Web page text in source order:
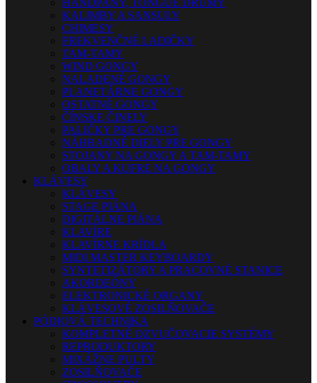
HANDPANY, TONGUE DRUMY
KALIMBY A SANSULY
CHIMESY
FREKVENČNÉ LADIČKY
TAM-TAMY
WIND GONGY
NALADENÉ GONGY
PLANETÁRNE GONGY
OSTATNÉ GONGY
ČÍNSKE ČINELY
PALIČKY PRE GONGY
NÁHRADNÉ DIELY PRE GONGY
STOJANY NA GONGY A TAM-TAMY
OBALY A KUFRE NA GONGY
KLÁVESY
KLÁVESY
STAGE PIÁNA
DIGITÁLNE PIÁNA
KLAVÍRE
KLAVÍRNE KRÍDLA
MIDI MASTER KEYBOARDY
SYNTETIZÁTORY A PRACOVNÉ STANICE
AKORDEÓNY
ELEKTRONICKÉ ORGANY
KLÁVESOVÉ ZOSILŇOVAČE
PÓDIOVÁ TECHNIKA
KOMPLETNÉ OZVUČOVACIE SYSTÉMY
REPRODUKTORY
MIXÁŽNE PULTY
ZOSILŇOVAČE